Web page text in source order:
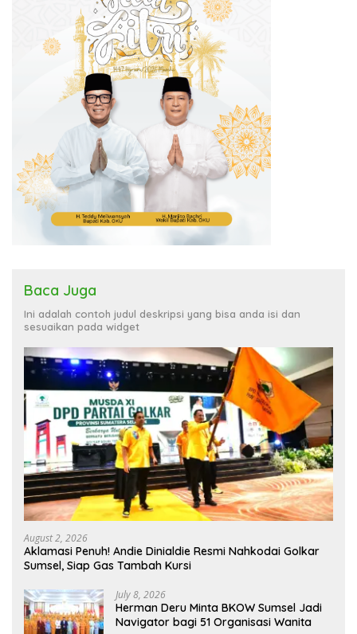
Baca Juga
Ini adalah contoh judul deskripsi yang bisa anda isi dan
sesuaikan pada widget
August 2, 2026
Aklamasi Penuh! Andie Dinialdie Resmi Nahkodai Golkar
Sumsel, Siap Gas Tambah Kursi
July 8, 2026
Herman Deru Minta BKOW Sumsel Jadi
Navigator bagi 51 Organisasi Wanita